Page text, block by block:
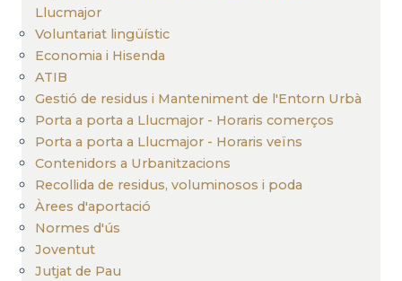
Llucmajor
Voluntariat lingüístic
Economia i Hisenda
ATIB
Gestió de residus i Manteniment de l'Entorn Urbà
Porta a porta a Llucmajor - Horaris comerços
Porta a porta a Llucmajor - Horaris veïns
Contenidors a Urbanitzacions
Recollida de residus, voluminosos i poda
Àrees d'aportació
Normes d'ús
Joventut
Jutjat de Pau